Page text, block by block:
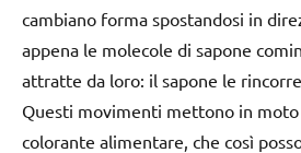
cambiano forma spostandosi in
appena le molecole di sapone
attratte da loro: il sapone le
Questi movimenti mettono in moto
colorante alimentare, che così